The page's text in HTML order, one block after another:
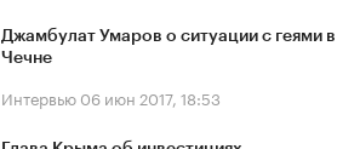
Джамбулат Умаров о ситуации с геями в
Чечне
Интервью 06 июн 2017, 18:53